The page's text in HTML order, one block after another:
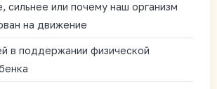
сильнее или почему наш организм
на движение
в поддержании физической